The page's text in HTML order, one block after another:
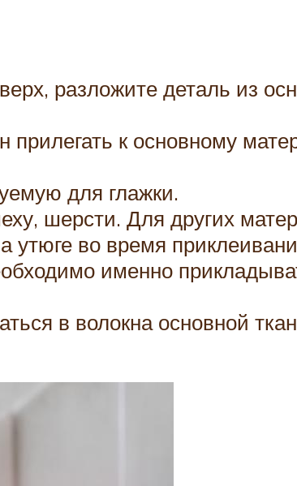
разложите деталь из
к основному
для глажки.
шерсти. Для других
утюге во время
именно
в волокна основной